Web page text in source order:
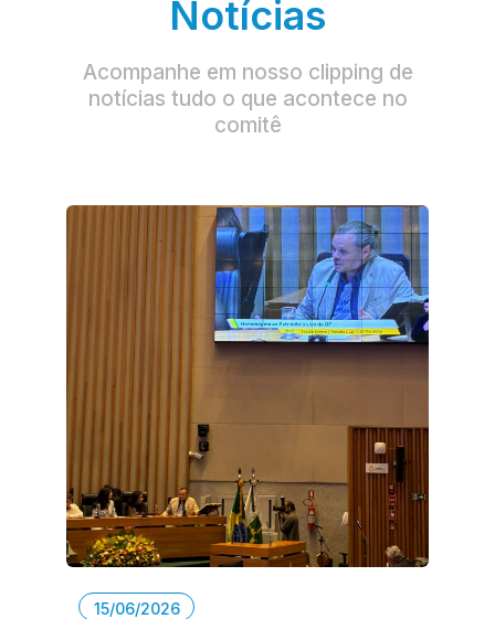
Notícias
Acompanhe em nosso clipping de
notícias tudo o que acontece no
comitê
15/06/2026